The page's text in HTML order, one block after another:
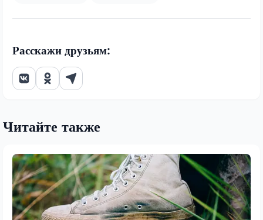
Расскажи друзьям:
Читайте также